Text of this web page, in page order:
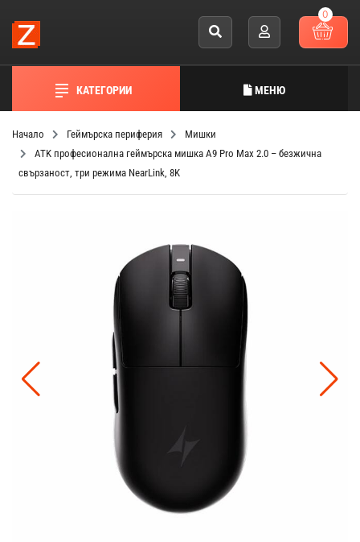
0
КАТЕГОРИИ МЕНЮ
Начало Геймърска периферия
Мишки
ATK професионална геймърска мишка A9 Pro Max 2.0 – безжична
свързаност, три режима NearLink, 8K